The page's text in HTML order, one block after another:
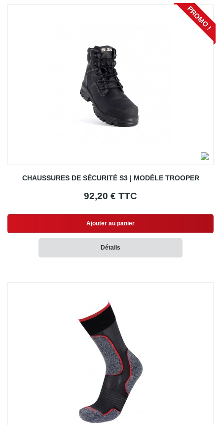
PROMO !
CHAUSSURES DE SÉCURITÉ S3 | MODÈLE TROOPER
92,20 € TTC
Ajouter au panier
Détails